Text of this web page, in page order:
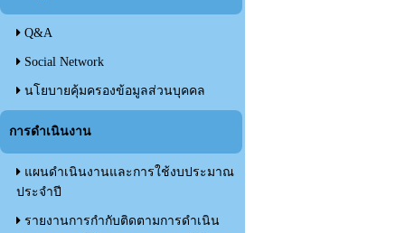
Q&A
Social Network
นโยบายคุ้มครองข้อมูลส่วนบุคคล
การดำเนินงาน
แผนดำเนินงานและการใช้งบประมาณ
ประจำปี
รายงานการกำกับติดตามการดำเนิน